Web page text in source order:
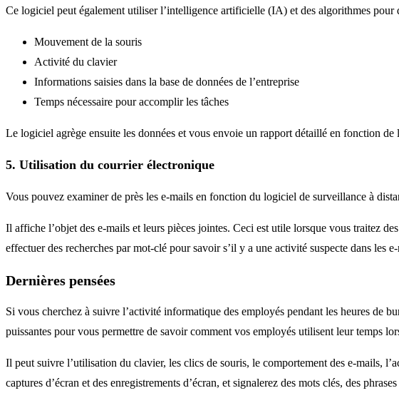
Ce logiciel peut également utiliser l’intelligence artificielle (IA) et des algorithmes
Mouvement de la souris
Activité du clavier
Informations saisies dans la base de données de l’entreprise
Temps nécessaire pour accomplir les tâches
Le logiciel agrège ensuite les données et vous envoie un rapport détaillé en fonction de
5. Utilisation du courrier électronique
Vous pouvez examiner de près les e-mails en fonction du logiciel de surveillance à
Il affiche l’objet des e-mails et leurs pièces jointes. Ceci est utile lorsque vous traitez
effectuer des recherches par mot-clé pour savoir s’il y a une activité suspecte dans les
Dernières pensées
Si vous cherchez à suivre l’activité informatique des employés pendant les heures de
puissantes pour vous permettre de savoir comment vos employés utilisent leur temps
Il peut suivre l’utilisation du clavier, les clics de souris, le comportement des e-mails,
captures d’écran et des enregistrements d’écran, et signalerez des mots clés, des